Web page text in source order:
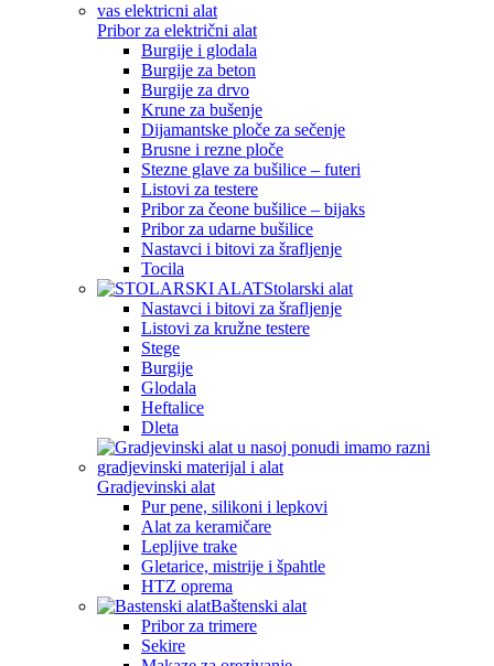
Pribor za električni alat
Burgije i glodala
Burgije za beton
Burgije za drvo
Krune za bušenje
Dijamantske ploče za sečenje
Brusne i rezne ploče
Stezne glave za bušilice – futeri
Listovi za testere
Pribor za čeone bušilice – bijaks
Pribor za udarne bušilice
Nastavci i bitovi za šrafljenje
Tocila
Stolarski alat
Nastavci i bitovi za šrafljenje
Listovi za kružne testere
Stege
Burgije
Glodala
Heftalice
Dleta
Gradjevinski alat
Pur pene, silikoni i lepkovi
Alat za keramičare
Lepljive trake
Gletarice, mistrije i špahtle
HTZ oprema
Baštenski alat
Pribor za trimere
Sekire